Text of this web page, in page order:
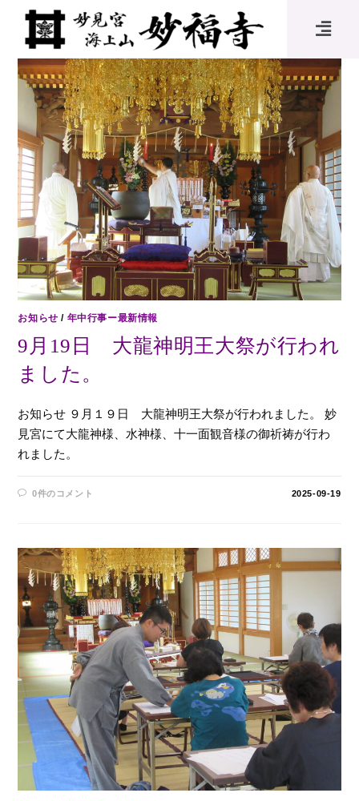
お知らせ / 年中行事ー最新情報
9月19日 大龍神明王大祭が行われ
ました。
お知らせ ９月１９日 大龍神明王大祭が行われました。 妙
見宮にて大龍神様、水神様、十一面観音様の御祈祷が行わ
れました。
0件のコメント 2025-09-19